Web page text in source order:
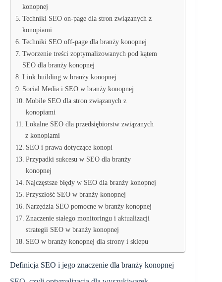
konopnej
Techniki SEO on-page dla stron związanych z
konopiami
Techniki SEO off-page dla branży konopnej
Tworzenie treści zoptymalizowanych pod kątem
SEO dla branży konopnej
Link building w branży konopnej
Social Media i SEO w branży konopnej
Mobile SEO dla stron związanych z
konopiami
Lokalne SEO dla przedsiębiorstw związanych
z konopiami
SEO i prawa dotyczące konopi
Przypadki sukcesu w SEO dla branży
konopnej
Najczęstsze błędy w SEO dla branży konopnej
Przyszłość SEO w branży konopnej
Narzędzia SEO pomocne w branży konopnej
Znaczenie stałego monitoringu i aktualizacji
strategii SEO w branży konopnej
SEO w branży konopnej dla strony i sklepu
Definicja SEO i jego znaczenie dla branży konopnej